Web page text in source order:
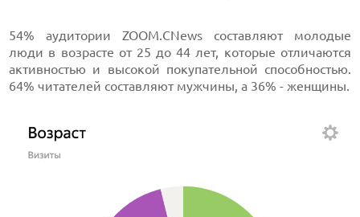
54% аудитории ZOOM.CNews составляют молодые
люди в возрасте от 25 до 44 лет, которые отличаются
активностью и высокой покупательной способностью.
64% читателей составляют мужчины, а 36% - женщины.